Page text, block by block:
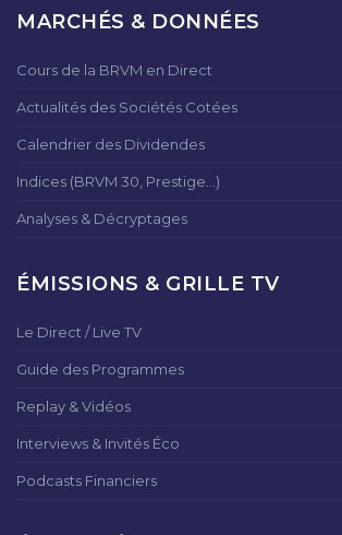
MARCHÉS & DONNÉES
Cours de la BRVM en Direct
Actualités des Sociétés Cotées
Calendrier des Dividendes
Indices (BRVM 30, Prestige...)
Analyses & Décryptages
ÉMISSIONS & GRILLE TV
Le Direct / Live TV
Guide des Programmes
Replay & Vidéos
Interviews & Invités Éco
Podcasts Financiers